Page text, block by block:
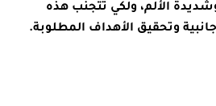
الألم، ولكي تتجنب هذه
وتحقيق الأهداف المطلوبة.